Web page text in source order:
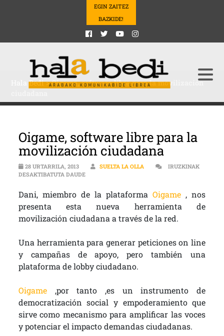
EGIN ZAITEZ
BAZKIDE!
Hala Bedi>Oigame, software libre para la movilización
Oigame, software libre para la
movilización ciudadana
28 URTARRILA, 2013 SUELTA LA OLLA
IRUZKINAK
DESAKTIBATUTA DAUDEOIGAME, SOFTWARE LIBRE PARA LA
Dani, miembro de la plataforma Oigame , nos
presenta esta nueva herramienta de
movilización ciudadana a través de la red.
Una herramienta para generar peticiones on line
y campañas de apoyo, pero también una
plataforma de lobby ciudadano.
Oigame ,por tanto ,es un instrumento de
democratización social y empoderamiento que
sirve como mecanismo para amplificar las voces
y potenciar el impacto demandas ciudadanas.